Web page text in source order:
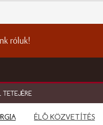
róluk!
TETEJÉRE
ÉLŐ KÖZVETÍTÉS